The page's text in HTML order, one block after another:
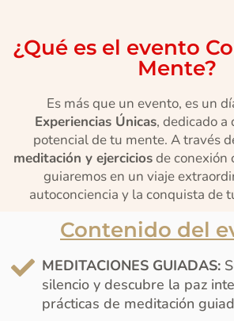
¿Qué es el evento
Mente?
Es más que un evento, es un
Experiencias Únicas, dedicado a
potencial de tu mente. A través
meditación y ejerciciosde conexión
guiaremos en un viaje
autoconciencia y la conquista de
Contenido del
MEDITACIONES GUIADAS:
silencio y descubre la paz
prácticas de meditación